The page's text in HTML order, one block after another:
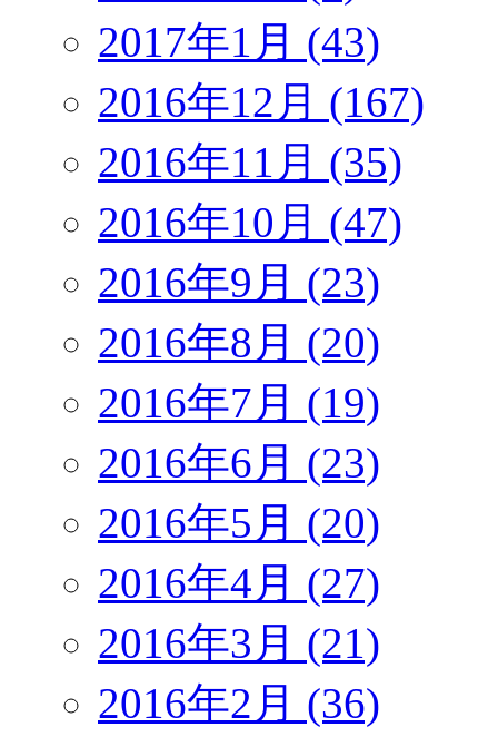
2017年1月 (43)
2016年12月 (167)
2016年11月 (35)
2016年10月 (47)
2016年9月 (23)
2016年8月 (20)
2016年7月 (19)
2016年6月 (23)
2016年5月 (20)
2016年4月 (27)
2016年3月 (21)
2016年2月 (36)